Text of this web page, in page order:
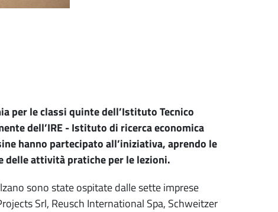
per le classi quinte dell’Istituto Tecnico
dell’IRE - Istituto di ricerca economica
hanno partecipato all’iniziativa, aprendo le
delle attività pratiche per le lezioni.
sono state ospitate dalle sette imprese
Srl, Reusch International Spa, Schweitzer